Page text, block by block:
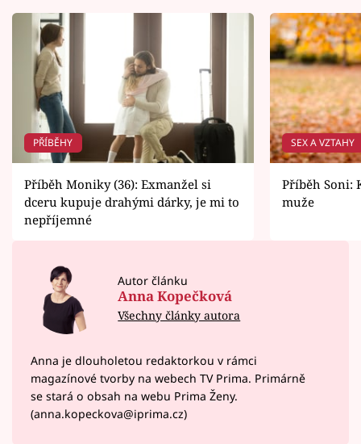
PŘÍBĚHY
Příběh Moniky (36): Exmanžel si
dceru kupuje drahými dárky, je mi to
nepříjemné
SEX A VZTAHY
Příběh Soni:
muže
Autor článku
Anna Kopečková
Všechny články autora
Anna je dlouholetou redaktorkou v rámci
magazínové tvorby na webech TV Prima. Primárně
se stará o obsah na webu Prima Ženy.
(anna.kopeckova@iprima.cz)